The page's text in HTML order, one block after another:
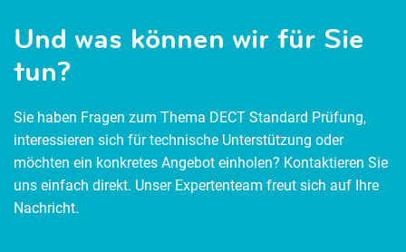
Und was können wir für Sie
tun?
Sie haben Fragen zum Thema DECT Standard Prüfung,
interessieren sich für technische Unterstützung oder
möchten ein konkretes Angebot einholen? Kontaktieren Sie
uns einfach direkt. Unser Expertenteam freut sich auf Ihre
Nachricht.